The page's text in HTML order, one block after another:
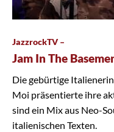
JazzrockTV –
Jam In The
Die gebürtige
Moi präsentierte ihre
sind ein Mix aus Neo-
italienischen Texten.